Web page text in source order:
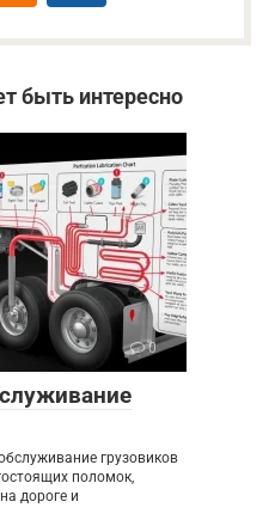
быть интересно
0
грузовиков
поломок,
дороге и